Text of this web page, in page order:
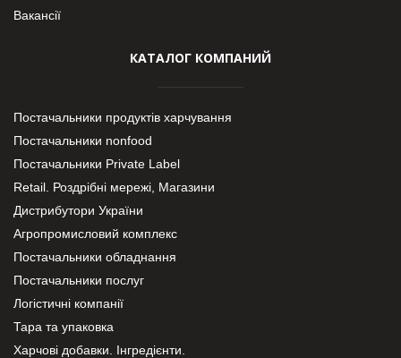
Вакансії
КАТАЛОГ КОМПАНИЙ
Постачальники продуктів харчування
Постачальники nonfood
Постачальники Private Label
Retail. Роздрібні мережі, Магазини
Дистрибутори України
Агропромисловий комплекс
Постачальники обладнання
Постачальники послуг
Логістичні компанії
Тара та упаковка
Харчові добавки. Інгредієнти.